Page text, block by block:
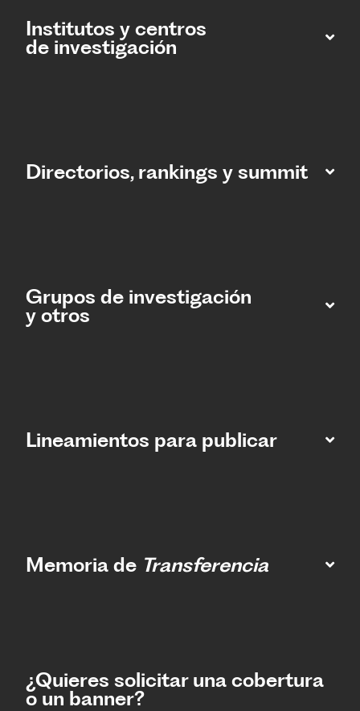
Institutos y centros
de investigación
Directorios, rankings y summit
Grupos de investigación
y otros
Lineamientos para publicar
Memoria de Transferencia
¿Quieres solicitar una cobertura
o un banner?